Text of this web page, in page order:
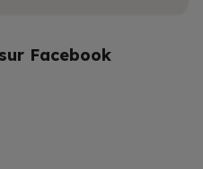
Facebook